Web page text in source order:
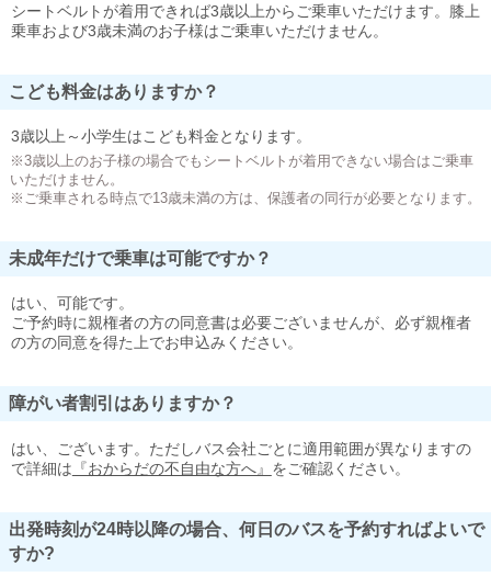
シートベルトが着用できれば3歳以上からご乗車いただけます。膝上
乗車および3歳未満のお子様はご乗車いただけません。
こども料金はありますか？
3歳以上～小学生はこども料金となります。
※3歳以上のお子様の場合でもシートベルトが着用できない場合はご乗車
いただけません。
※ご乗車される時点で13歳未満の方は、保護者の同行が必要となります。
未成年だけで乗車は可能ですか？
はい、可能です。
ご予約時に親権者の方の同意書は必要ございませんが、必ず親権者
の方の同意を得た上でお申込みください。
障がい者割引はありますか？
はい、ございます。ただしバス会社ごとに適用範囲が異なりますの
で詳細は 『おからだの不自由な方へ』 をご確認ください。
出発時刻が24時以降の場合、何日のバスを予約すればよいで
すか?